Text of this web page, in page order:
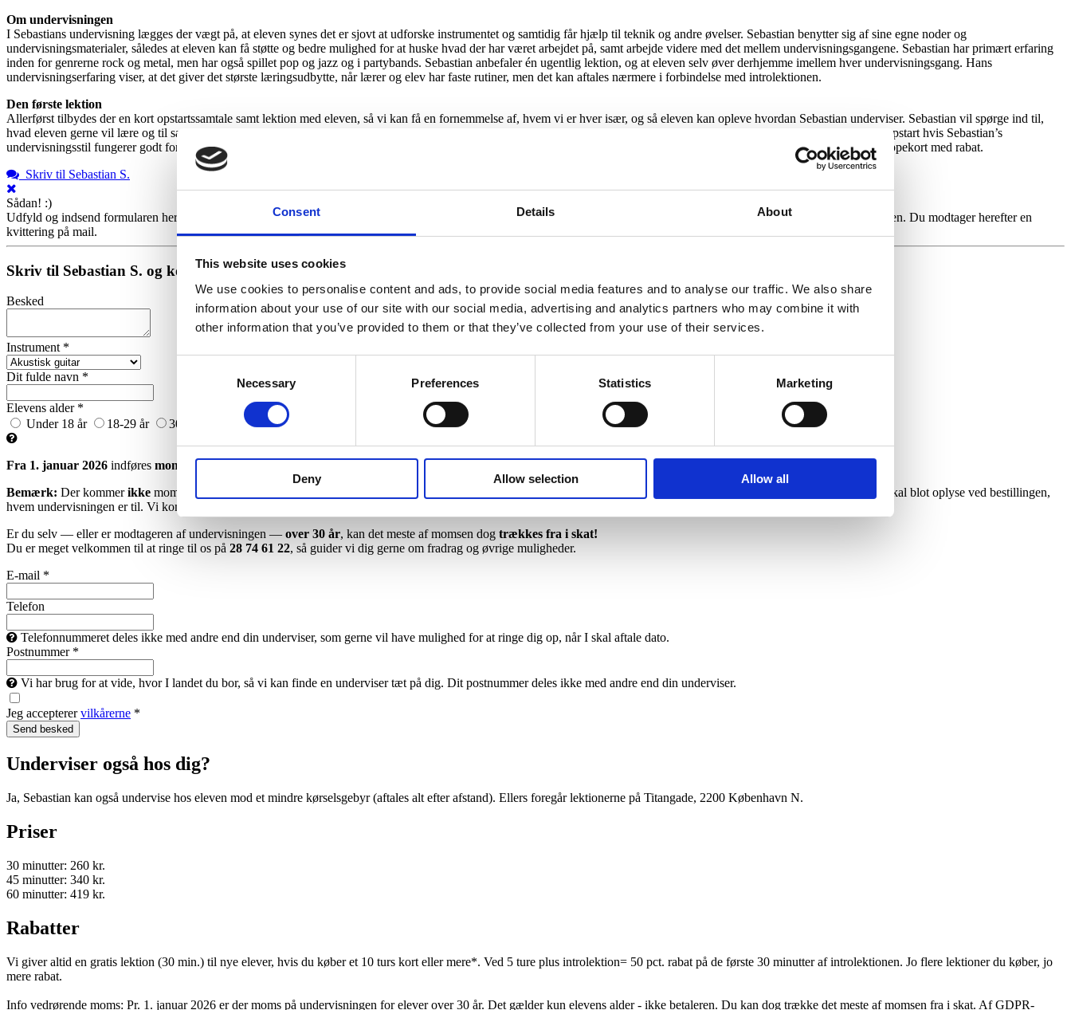
Consent Details About
This website uses cookies
We use cookies to personalise content and ads, to provide social media features and to analyse our traffic. We also share
information about your use of our site with our social media, advertising and analytics partners who may combine it with
other information that you’ve provided to them or that they’ve collected from your use of their services.
Necessary Preferences Statistics Marketing
Deny Allow selection Allow all
Om undervisningen
I Sebastians undervisning lægges der vægt på, at eleven synes det er sjovt at udforske instrumentet og samtidig får hjælp til teknik og andre øvelser. Sebastian benytter sig af sine egne noder og
undervisningsmaterialer, således at eleven kan få støtte og bedre mulighed for at huske hvad der har været arbejdet på, samt arbejde videre med det mellem undervisningsgangene. Sebastian har primært erfaring
inden for genrerne rock og metal, men har også spillet pop og jazz og i partybands. Sebastian anbefaler én ugentlig lektion, og at eleven selv øver derhjemme imellem hver undervisningsgang. Hans
undervisningserfaring viser, at det giver det største læringsudbytte, når lærer og elev har faste rutiner, men det kan aftales nærmere i forbindelse med introlektionen.
Den første lektion
Allerførst tilbydes der en kort opstartssamtale samt lektion med eleven, så vi kan få en fornemmelse af, hvem vi er hver især, og så eleven kan opleve hvordan Sebastian underviser. Sebastian vil spørge ind til,
hvad eleven gerne vil lære og til særlige behov/ønsker for at finde ud af hvordan han kan være den bedste lærer for eleven. Ved samme lejlighed kan der aftales en tid for rigtig opstart hvis Sebastian’s
undervisningsstil fungerer godt for eleven og der er god kemi. Undervisning foregår i Sebastians øvelokale på Nørrebro. Lektioner kan købes som enkelte lektioner eller som klippekort med rabat.
Skriv til Sebastian S.
Sådan! :)
Udfyld og indsend formularen herunder helt uforpligtende, og så hører du fra os snarest! Brug gerne beskedfeltet til kort at fortælle om dit niveau og dine ønsker til undervisningen. Du modtager herefter en
kvittering på mail.
Skriv til Sebastian S. og kontoret
Besked
Instrument *
Dit fulde navn *
Elevens alder *
Under 18 år
18-29 år 30+ år Ønsker ikke at oplyse
Fra 1. januar 2026 indføres moms på musikundervisning for elever over 30 år .
Bemærk: Der kommerikke moms på undervisningen, hvis du er over 30, og køber den til en person
(fx dit barn, din kæreste, en ven eller et familiemedlem). Du skal blot oplyse ved bestillingen,
hvem undervisningen er til. Vi kommer
Er du selv — eller er modtageren af undervisningen — over 30 år, kan det meste af momsen dog trækkes fra i skat!
Du er meget velkommen til at ringe til os på 28 74 61 22, så guider vi dig gerne om fradrag og øvrige muligheder.
E-mail *
Telefon
Telefonnummeret deles ikke med andre end din underviser, som gerne vil have mulighed for at ringe dig op, når I skal aftale dato.
Postnummer *
Vi har brug for at vide, hvor I landet du bor, så vi kan finde en underviser tæt på dig. Dit postnummer deles ikke med andre end din underviser.
Jeg accepterervilkårerne *
Underviser også hos dig?
Ja, Sebastian kan også undervise hos eleven mod et mindre kørselsgebyr (aftales alt efter afstand). Ellers foregår lektionerne på Titangade, 2200 København N.
Priser
30 minutter: 260 kr.
45 minutter: 340 kr.
60 minutter: 419 kr.
Rabatter
Vi giver altid en gratis lektion (30 min.) til nye elever, hvis du køber et 10 turs kort eller mere*. Ved 5 ture plus introlektion= 50 pct. rabat på de første 30 minutter af introlektionen. Jo flere lektioner du køber, jo
mere rabat.
Info vedrørende moms: Pr. 1. januar 2026 er der moms på undervisningen for elever over 30 år. Det gælder kun elevens alder - ikke betaleren. Du kan dog trække det meste af momsen fra i skat. Af GDPR-